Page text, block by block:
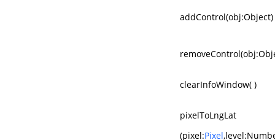
addControl(obj:Object)
clearInfoWindow( )
pixelToLngLat
(pixel:Pixel